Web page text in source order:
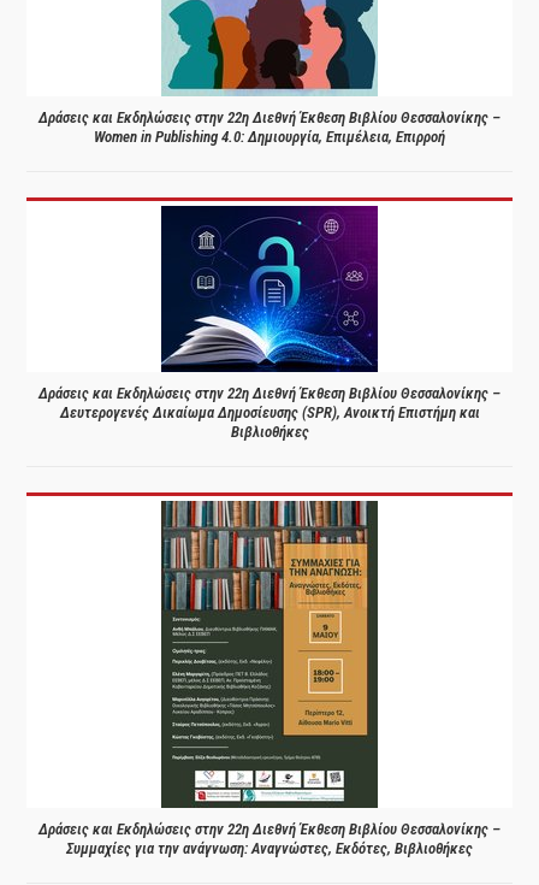
Δράσεις και Εκδηλώσεις στην 22η Διεθνή Έκθεση Βιβλίου Θεσσαλονίκης –
Women in Publishing 4.0: Δημιουργία, Επιμέλεια, Επιρροή
Δράσεις και Εκδηλώσεις στην 22η Διεθνή Έκθεση Βιβλίου Θεσσαλονίκης –
Δευτερογενές Δικαίωμα Δημοσίευσης (SPR), Ανοικτή Επιστήμη και
Βιβλιοθήκες
Δράσεις και Εκδηλώσεις στην 22η Διεθνή Έκθεση Βιβλίου Θεσσαλονίκης –
Συμμαχίες για την ανάγνωση: Αναγνώστες, Εκδότες, Βιβλιοθήκες